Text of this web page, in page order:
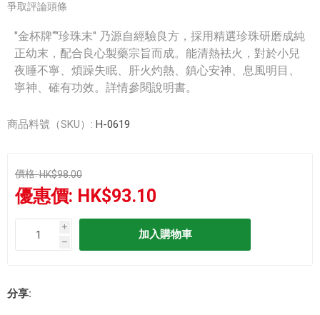
爭取評論頭條
"金杯牌“"珍珠末" 乃源自經驗良方，採用精選珍珠研磨成純
正幼末，配合良心製藥宗旨而成。能清熱袪火，對於小兒
夜睡不寧、煩躁失眠、肝火灼熱、鎮心安神、息風明目、
寧神、確有功效。詳情參閱說明書。
商品料號（SKU）: H-0619
價格:HK$98.00
優惠價: HK$93.10
i
h
分享: